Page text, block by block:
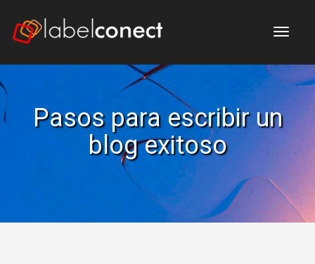
Pasos para escribir un
blog exitoso